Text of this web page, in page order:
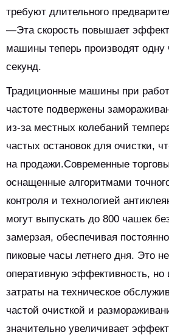
требуют длительного
—Эта скорость повышает
машины теперь производят одну
секунд.
Традиционные машины при
частоте подвержены
из-за местных колебаний
частых остановок для очистки,
на продажи.Современные
оснащенные алгоритмами
контроля и технологией
могут выпускать до 800 чашек
замерзая, обеспечивая
пиковые часы летнего дня. Это
оперативную эффективность, но
затраты на техническое
частой очисткой и
значительно увеличивает